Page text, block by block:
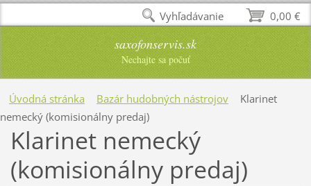
saxofonservis.sk
Nechajte sa počuť
Úvodná stránka Bazár hudobných nástrojov
Klarinet
nemecký (komisionálny predaj)
Klarinet nemecký
(komisionálny predaj)
0,00 €
Vyhľadávanie